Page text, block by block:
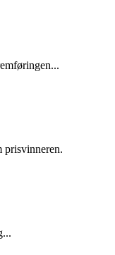
prisvinneren.